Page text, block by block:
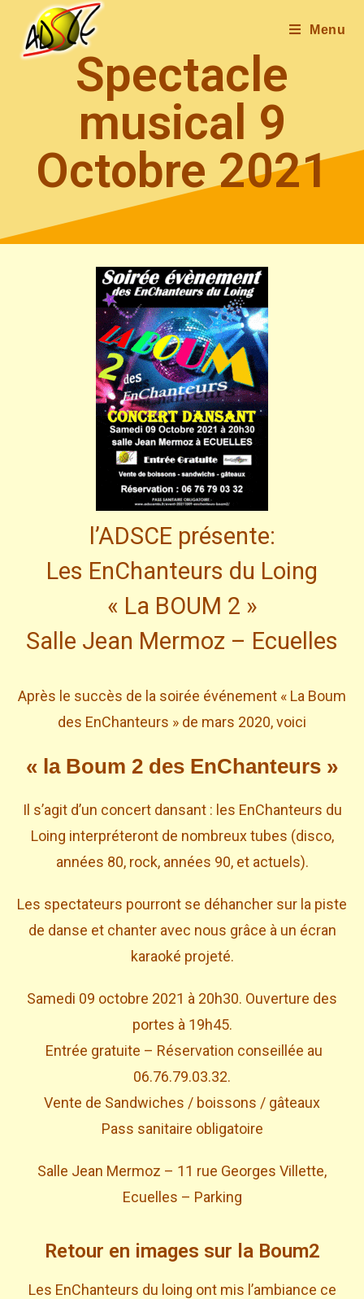
Menu
Spectacle
musical 9
Octobre 2021
l’ADSCE présente:
Les EnChanteurs du Loing
« La BOUM 2 »
Salle Jean Mermoz – Ecuelles
Après le succès de la soirée événement « La Boum
des EnChanteurs » de mars 2020, voici
« la Boum 2 des EnChanteurs »
Il s’agit d’un concert dansant : les EnChanteurs du
Loing interpréteront de nombreux tubes (disco,
années 80, rock, années 90, et actuels).
Les spectateurs pourront se déhancher sur la piste
de danse et chanter avec nous grâce à un écran
karaoké projeté.
Samedi 09 octobre 2021 à 20h30. Ouverture des
portes à 19h45.
Entrée gratuite – Réservation conseillée au
06.76.79.03.32.
Vente de Sandwiches / boissons / gâteaux
Pass sanitaire obligatoire
Salle Jean Mermoz – 11 rue Georges Villette,
Ecuelles – Parking
Retour en images sur la Boum2
Les EnChanteurs du loing ont mis l’ambiance ce